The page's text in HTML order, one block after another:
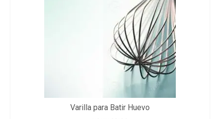
Varilla para Batir Huevo